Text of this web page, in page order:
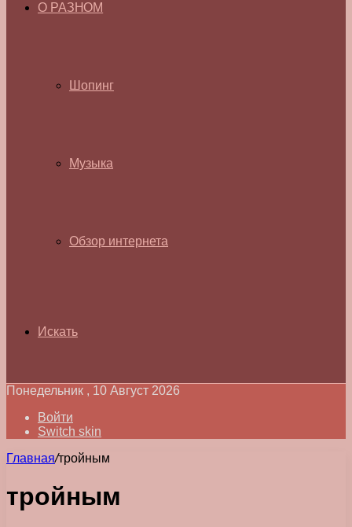
О РАЗНОМ
Шопинг
Музыка
Обзор интернета
Искать
Понедельник , 10 Август 2026
Войти
Switch skin
Главная/тройным
тройным